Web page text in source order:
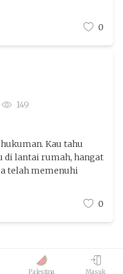
0
149
hukuman. Kau tahu
di lantai rumah, hangat
telah memenuhi
0
Palestina Masuk